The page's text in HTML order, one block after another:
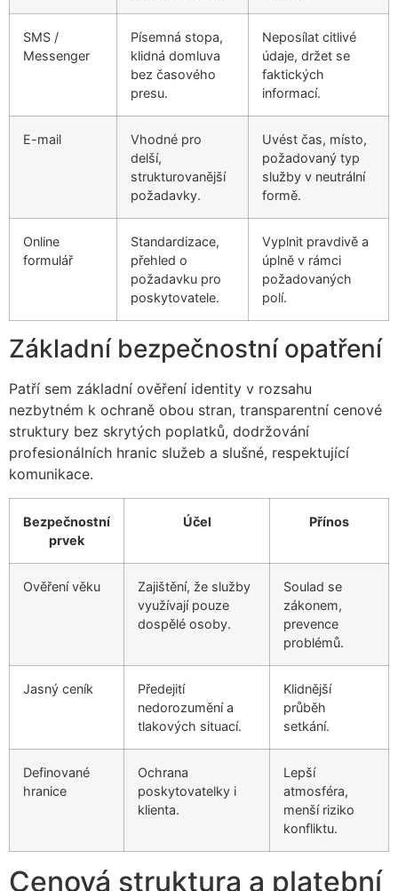
SMS /
Messenger
Písemná stopa,
klidná domluva
bez časového
presu.
Neposílat citlivé
údaje, držet se
faktických
informací.
E-mail
Vhodné pro
delší,
strukturovanější
požadavky.
Uvést čas, místo,
požadovaný typ
služby v neutrální
formě.
Online
formulář
Standardizace,
přehled o
požadavku pro
poskytovatele.
Vyplnit pravdivě a
úplně v rámci
požadovaných
polí.
Základní bezpečnostní opatření
Patří sem základní ověření identity v rozsahu
nezbytném k ochraně obou stran, transparentní cenové
struktury bez skrytých poplatků, dodržování
profesionálních hranic služeb a slušné, respektující
komunikace.
Bezpečnostní
prvek
Účel Přínos
Ověření věku
Zajištění, že služby
využívají pouze
dospělé osoby.
Soulad se
zákonem,
prevence
problémů.
Jasný ceník
Předejití
nedorozumění a
tlakových situací.
Klidnější
průběh
setkání.
Definované
hranice
Ochrana
poskytovatelky i
klienta.
Lepší
atmosféra,
menší riziko
konfliktu.
Cenová struktura a platební